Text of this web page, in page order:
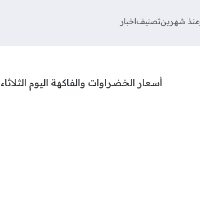
منذ شهرينتصنيفاخبار
أسعار الخضراوات والفاكهة اليوم الثلاثاء 16-6-2026 فى المنوفية